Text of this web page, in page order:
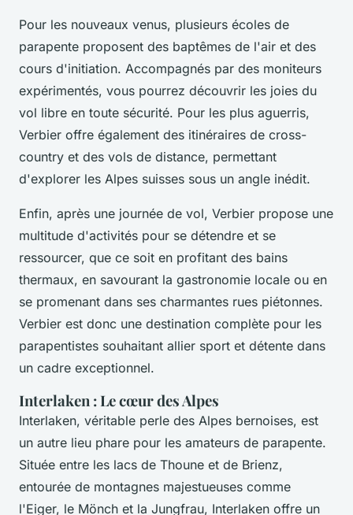
Pour les nouveaux venus, plusieurs écoles de
parapente proposent des baptêmes de l'air et des
cours d'initiation. Accompagnés par des moniteurs
expérimentés, vous pourrez découvrir les joies du
vol libre en toute sécurité. Pour les plus aguerris,
Verbier offre également des itinéraires de cross-
country et des vols de distance, permettant
d'explorer les Alpes suisses sous un angle inédit.
Enfin, après une journée de vol, Verbier propose une
multitude d'activités pour se détendre et se
ressourcer, que ce soit en profitant des bains
thermaux, en savourant la gastronomie locale ou en
se promenant dans ses charmantes rues piétonnes.
Verbier est donc une destination complète pour les
parapentistes souhaitant allier sport et détente dans
un cadre exceptionnel.
Interlaken : Le cœur des Alpes
Interlaken, véritable perle des Alpes bernoises, est
un autre lieu phare pour les amateurs de parapente.
Située entre les lacs de Thoune et de Brienz,
entourée de montagnes majestueuses comme
l'Eiger, le Mönch et la Jungfrau, Interlaken offre un